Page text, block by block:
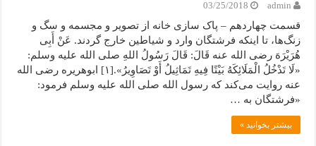
admin
03/25/2018
قسمت چهاردهم – پاک سازی خانه از تصویر و مجسمه و سگ و
زنگ‌ها، تا اینکه فرشتگان وارد و شیاطین خارج گردند. عَنْ أَبِی
هُرَیْرَهَ رضی الله عنه قَالَ: قَالَ رَسُولُ اللهِ صلی الله علیه وسلم:
«لَا تَدْخُلُ الْمَلَائِکَهُ بَیْتًا فِیهِ تَمَاثِیلُ أَوْ تَصَاوِیرُ».[۱] ابوهریره رضی الله
عنه روایت می‌کند که رسول الله صلی الله علیه وسلم فرمود:
«فرشتگان به …
بیشتر بخوانید »